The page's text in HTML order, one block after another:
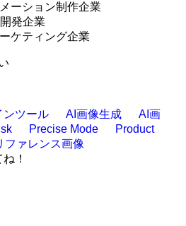
ーション制作企業
発企業
ケティング企業
ンツール AI画像生成
AI画
Precise Mode
Product
ファレンス画像
！